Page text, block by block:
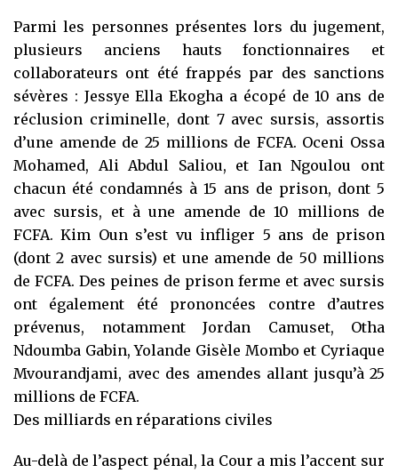
Parmi les personnes présentes lors du jugement,
plusieurs anciens hauts fonctionnaires et
collaborateurs ont été frappés par des sanctions
sévères : Jessye Ella Ekogha a écopé de 10 ans de
réclusion criminelle, dont 7 avec sursis, assortis
d’une amende de 25 millions de FCFA. Oceni Ossa
Mohamed, Ali Abdul Saliou, et Ian Ngoulou ont
chacun été condamnés à 15 ans de prison, dont 5
avec sursis, et à une amende de 10 millions de
FCFA. Kim Oun s’est vu infliger 5 ans de prison
(dont 2 avec sursis) et une amende de 50 millions
de FCFA. Des peines de prison ferme et avec sursis
ont également été prononcées contre d’autres
prévenus, notamment Jordan Camuset, Otha
Ndoumba Gabin, Yolande Gisèle Mombo et Cyriaque
Mvourandjami, avec des amendes allant jusqu’à 25
millions de FCFA.
Des milliards en réparations civiles
Au-delà de l’aspect pénal, la Cour a mis l’accent sur